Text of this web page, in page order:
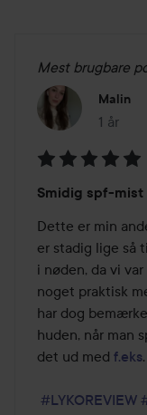
Mest brugbare
Malin
1 år
Posten
5
ud
af
5
Smidig spf-mist
Dette er min
er stadig lige så
i nøden, da vi
noget praktisk
har dog
huden, når man
det ud med f.eks
#LYKOREVIEW